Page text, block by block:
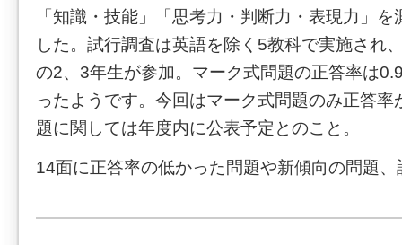
「知識・技能」「思考力・判断力・表現力」
した。試行調査は英語を除く5教科で実施され
の2、3年生が参加。マーク式問題の正答率は
ったようです。今回はマーク式問題のみ正答率
題に関しては年度内に公表予定とのこと。
14面に正答率の低かった問題や新傾向の問題